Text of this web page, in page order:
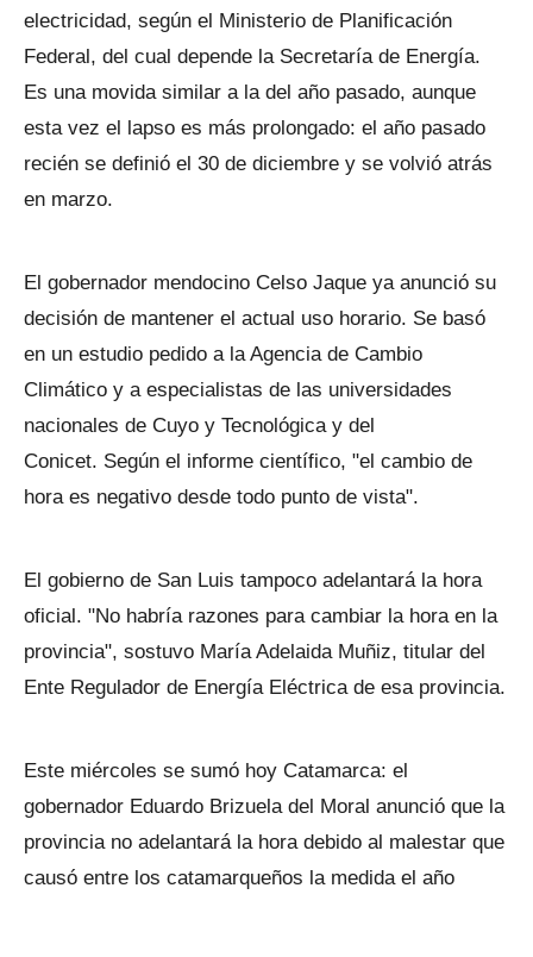
electricidad, según el Ministerio de Planificación
Federal, del cual depende la Secretaría de Energía.
Es una movida similar a la del año pasado, aunque
esta vez el lapso es más prolongado: el año pasado
recién se definió el 30 de diciembre y se volvió atrás
en marzo.
El gobernador mendocino Celso Jaque ya anunció su
decisión de mantener el actual uso horario. Se basó
en un estudio pedido a la Agencia de Cambio
Climático y a especialistas de las universidades
nacionales de Cuyo y Tecnológica y del
Conicet. Según el informe científico, "el cambio de
hora es negativo desde todo punto de vista".
El gobierno de San Luis tampoco adelantará la hora
oficial. "No habría razones para cambiar la hora en la
provincia", sostuvo María Adelaida Muñiz, titular del
Ente Regulador de Energía Eléctrica de esa provincia.
Este miércoles se sumó hoy Catamarca: el
gobernador Eduardo Brizuela del Moral anunció que la
provincia no adelantará la hora debido al malestar que
causó entre los catamarqueños la medida el año